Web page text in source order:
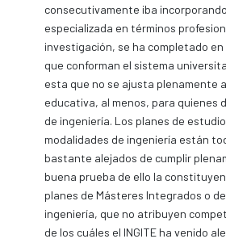
consecutivamente iba
especializada en términos
investigación, se ha completado
que conforman el sistema
esta que no se ajusta plenamente
educativa, al menos, para quienes
de ingeniería. Los planes de
modalidades de ingeniería están
bastante alejados de cumplir
buena prueba de ello la
planes de Másteres Integrados o
ingeniería, que no atribuyen
de los cuáles el INGITE ha venido